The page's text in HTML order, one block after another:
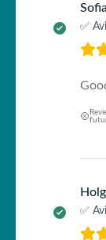
✅
✅